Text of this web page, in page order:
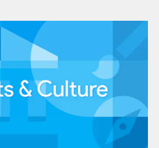
de Le Corbusier. Para ele,
estética ou de
era projeto de
ética, buscando
e preencher as vidas
arquitetônicos. Na
com filosofia e artes